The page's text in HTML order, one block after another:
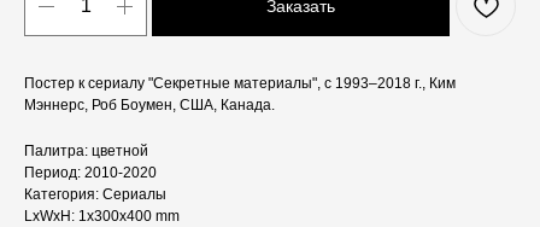
Заказать
Постер к сериалу "Секретные материалы", с 1993–2018 г., Ким
Мэннерс, Роб Боумен, США, Канада.
Палитра: цветной
Период: 2010-2020
Категория: Сериалы
LxWxH: 1x300x400 mm